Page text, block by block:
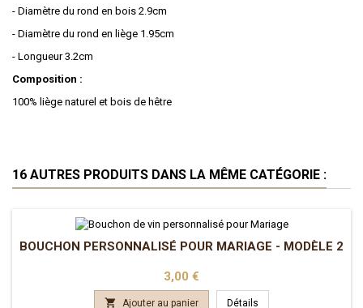
- Diamètre du rond en bois 2.9cm
- Diamètre du rond en liège 1.95cm
- Longueur 3.2cm
Composition :
100% liège naturel et bois de hêtre
16 AUTRES PRODUITS DANS LA MÊME CATÉGORIE :
BOUCHON PERSONNALISÉ POUR MARIAGE - MODÈLE 2
Prix
3,00 €
 Ajouter au panier Détails